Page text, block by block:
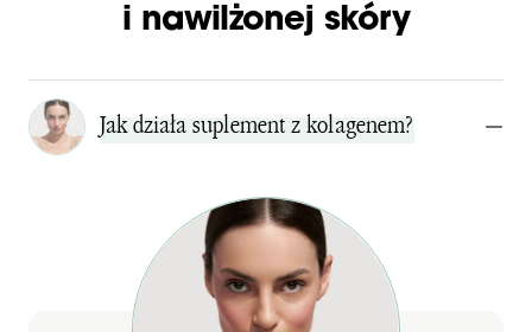
i nawilżonej skóry
Jak działa suplement z kolagenem?